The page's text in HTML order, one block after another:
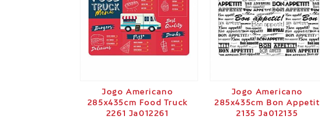
Jogo Americano
285x435cm Food Truck
2261 Ja012261
Jogo Americano
285x435cm Bon Appetit
2135 Ja012135